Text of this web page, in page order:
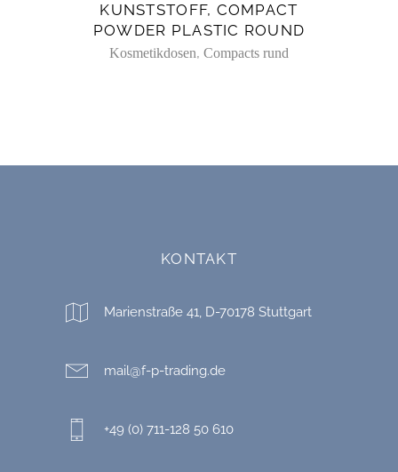
KUNSTSTOFF, COMPACT
POWDER PLASTIC ROUND
Kosmetikdosen, Compacts rund
KONTAKT
Marienstraße 41, D-70178 Stuttgart
mail@f-p-trading.de
+49 (0) 711-128 50 610